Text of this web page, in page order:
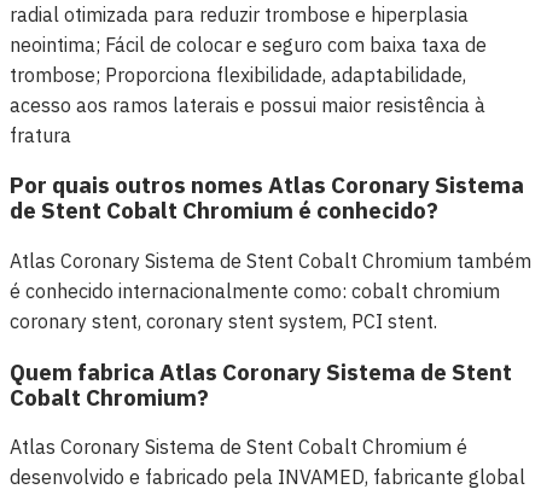
radial otimizada para reduzir trombose e hiperplasia
neointima; Fácil de colocar e seguro com baixa taxa de
trombose; Proporciona flexibilidade, adaptabilidade,
acesso aos ramos laterais e possui maior resistência à
fratura
Por quais outros nomes Atlas Coronary Sistema
de Stent Cobalt Chromium é conhecido?
Atlas Coronary Sistema de Stent Cobalt Chromium também
é conhecido internacionalmente como: cobalt chromium
coronary stent, coronary stent system, PCI stent.
Quem fabrica Atlas Coronary Sistema de Stent
Cobalt Chromium?
Atlas Coronary Sistema de Stent Cobalt Chromium é
desenvolvido e fabricado pela INVAMED, fabricante global